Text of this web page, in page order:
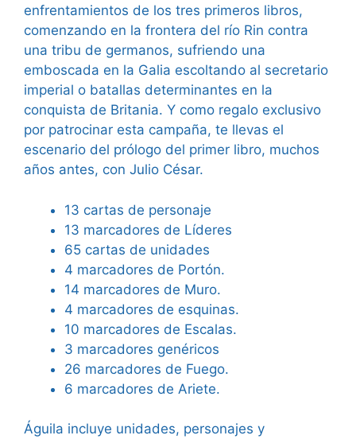
enfrentamientos de los tres primeros libros,
comenzando en la frontera del río Rin contra
una tribu de germanos, sufriendo una
emboscada en la Galia escoltando al secretario
imperial o batallas determinantes en la
conquista de Britania. Y como regalo exclusivo
por patrocinar esta campaña, te llevas el
escenario del prólogo del primer libro, muchos
años antes, con Julio César.
13 cartas de personaje
13 marcadores de Líderes
65 cartas de unidades
4 marcadores de Portón.
14 marcadores de Muro.
4 marcadores de esquinas.
10 marcadores de Escalas.
3 marcadores genéricos
26 marcadores de Fuego.
6 marcadores de Ariete.
Águila incluye unidades, personajes y